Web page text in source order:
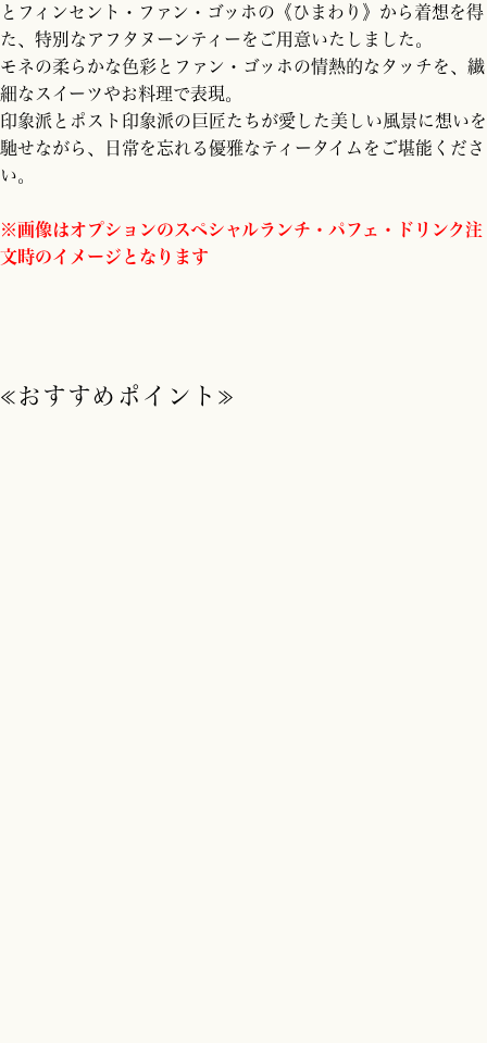
とフィンセント・ファン・ゴッホの《ひまわり》から着想を得
た、特別なアフタヌーンティーをご用意いたしました。
モネの柔らかな色彩とファン・ゴッホの情熱的なタッチを、繊
細なスイーツやお料理で表現。
印象派とポスト印象派の巨匠たちが愛した美しい風景に想いを
馳せながら、日常を忘れる優雅なティータイムをご堪能くださ
い。
※画像はオプションのスペシャルランチ・パフェ・ドリンク注
文時のイメージとなります
≪おすすめポイント≫